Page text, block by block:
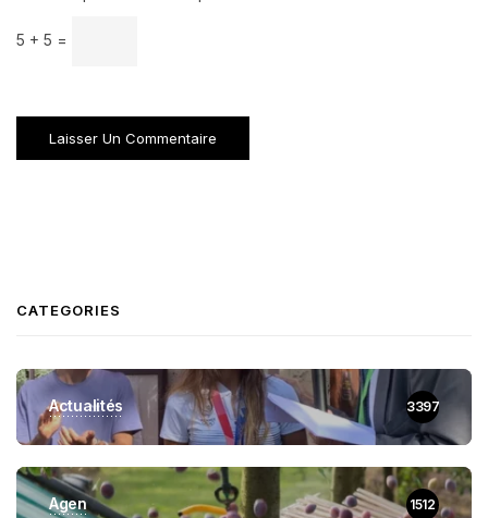
5 + 5 =
CATEGORIES
Actualités 3397
Agen 1512